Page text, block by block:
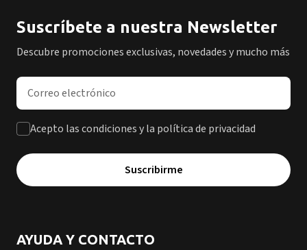
Suscríbete a nuestra Newsletter
Descubre promociones exclusivas, novedades y mucho más
Dirección de correo electrónico
Acepto las condiciones y la política de privacidad
Suscribirme
AYUDA Y CONTACTO